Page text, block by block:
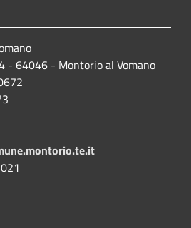
- 64046 - Montorio al Vomano